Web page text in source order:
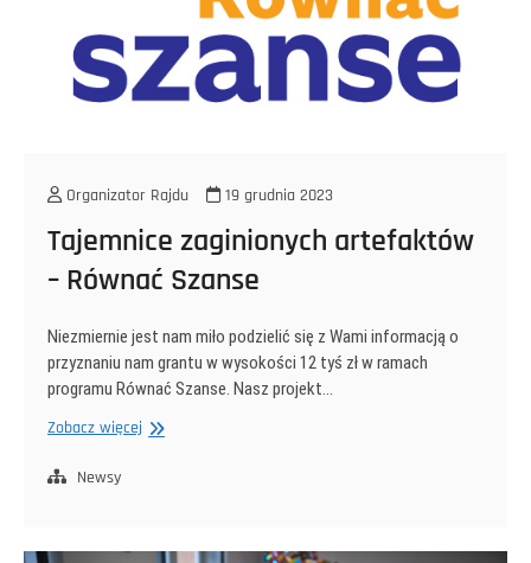
Organizator Rajdu 19 grudnia 2023
Tajemnice zaginionych artefaktów
– Równać Szanse
Niezmiernie jest nam miło podzielić się z Wami informacją o
przyznaniu nam grantu w wysokości 12 tyś zł w ramach
programu Równać Szanse. Nasz projekt…
Zobacz więcej Tajemnice
Szanse
Newsy